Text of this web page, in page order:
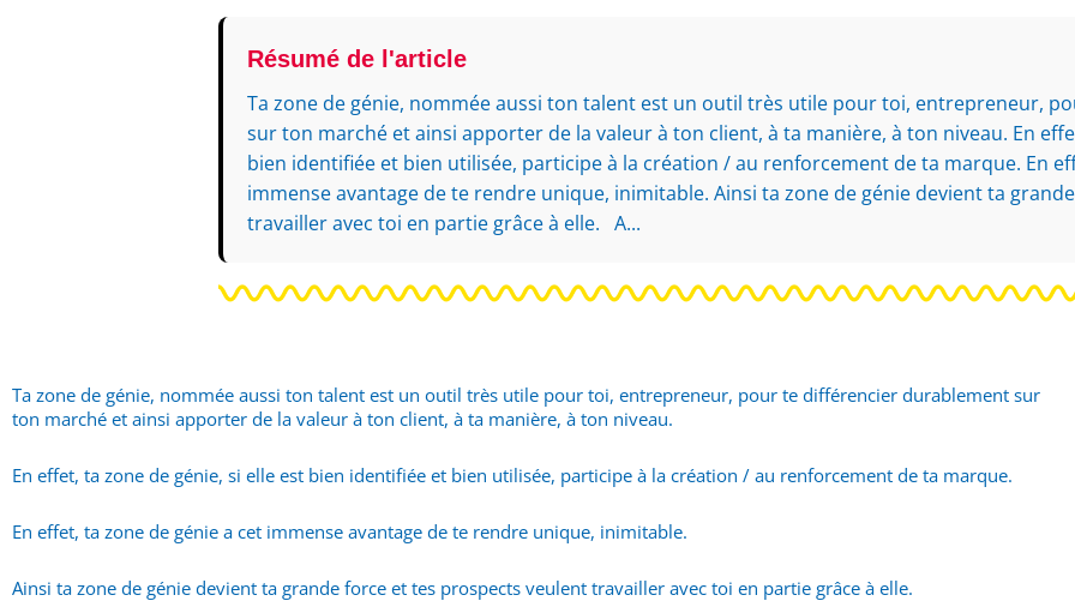
Résumé de l'article
Ta zone de génie, nommée aussi ton talent est un outil très utile pour toi, entrepreneur,
sur ton marché et ainsi apporter de la valeur à ton client, à ta manière, à ton niveau. En
bien identifiée et bien utilisée, participe à la création / au renforcement de ta marque. En
immense avantage de te rendre unique, inimitable. Ainsi ta zone de génie devient ta
travailler avec toi en partie grâce à elle. A...
Ta zone de génie, nommée aussi ton talent est un outil très utile pour toi, entrepreneur, pour te différencier durablement sur
ton marché et ainsi apporter de la valeur à ton client, à ta manière, à ton niveau.
En effet, ta zone de génie, si elle est bien identifiée et bien utilisée, participe à la création / au renforcement de ta marque.
En effet, ta zone de génie a cet immense avantage de te rendre unique, inimitable.
Ainsi ta zone de génie devient ta grande force et tes prospects veulent travailler avec toi en partie grâce à elle.